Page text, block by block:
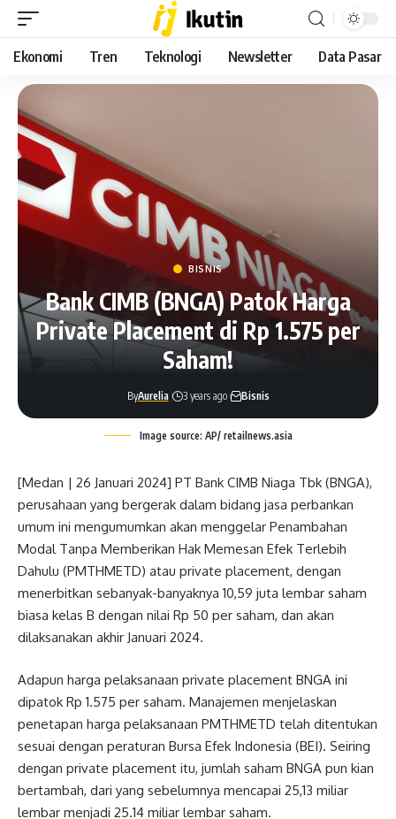
Ekonomi Tren Teknologi Newsletter Data Pasar
BISNIS
Bank CIMB (BNGA) Patok Harga
Private Placement di Rp 1.575 per
Saham!
ByAurelia 3 years ago Bisnis
Image source: AP/ retailnews.asia
[Medan | 26 Januari 2024] PT Bank CIMB Niaga Tbk (BNGA),
perusahaan yang bergerak dalam bidang jasa perbankan
umum ini mengumumkan akan menggelar Penambahan
Modal Tanpa Memberikan Hak Memesan Efek Terlebih
Dahulu (PMTHMETD) atau private placement, dengan
menerbitkan sebanyak-banyaknya 10,59 juta lembar saham
biasa kelas B dengan nilai Rp 50 per saham, dan akan
dilaksanakan akhir Januari 2024.
Adapun harga pelaksanaan private placement BNGA ini
dipatok Rp 1.575 per saham. Manajemen menjelaskan
penetapan harga pelaksanaan PMTHMETD telah ditentukan
sesuai dengan peraturan Bursa Efek Indonesia (BEI). Seiring
dengan private placement itu, jumlah saham BNGA pun kian
bertambah, dari yang sebelumnya mencapai 25,13 miliar
lembar menjadi 25.14 miliar lembar saham.